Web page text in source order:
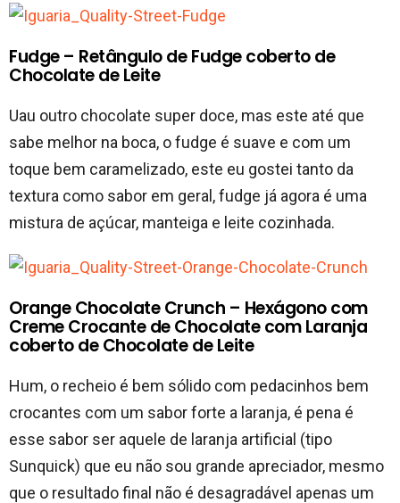
Fudge – Retângulo de Fudge coberto de
Chocolate de Leite
Uau outro chocolate super doce, mas este até que
sabe melhor na boca, o fudge é suave e com um
toque bem caramelizado, este eu gostei tanto da
textura como sabor em geral, fudge já agora é uma
mistura de açúcar, manteiga e leite cozinhada.
Orange Chocolate Crunch – Hexágono com
Creme Crocante de Chocolate com Laranja
coberto de Chocolate de Leite
Hum, o recheio é bem sólido com pedacinhos bem
crocantes com um sabor forte a laranja, é pena é
esse sabor ser aquele de laranja artificial (tipo
Sunquick) que eu não sou grande apreciador, mesmo
que o resultado final não é desagradável apenas um